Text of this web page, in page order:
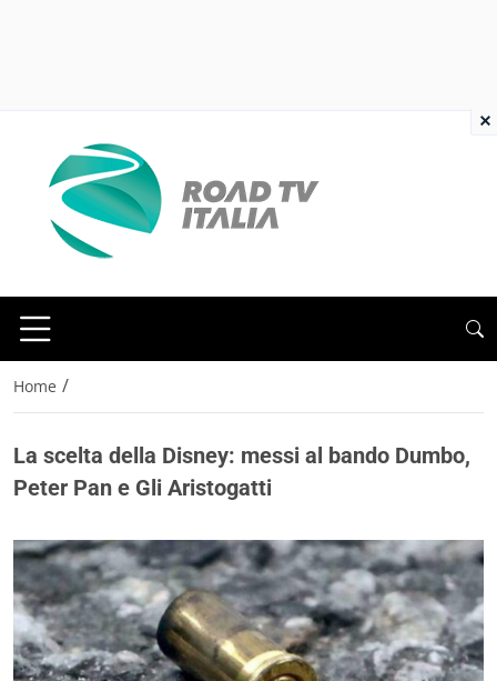
Home /
La scelta della Disney: messi al bando Dumbo,
Peter Pan e Gli Aristogatti
×